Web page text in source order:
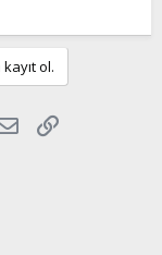
ol.
E-posta